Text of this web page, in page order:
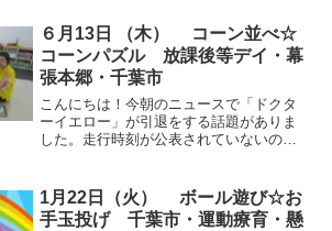
６月13日 （木） コーン並べ☆
コーンパズル 放課後等デイ・幕
張本郷・千葉市
こんにちは！今朝のニュースで「ドクタ
ーイエロー」が引退をする話題がありま
した。走行時刻が公表されていないので
ね！！ 動物ごっこ☆指定された色のコー
ンを一つずつ取りました。 ...
1月22日（火） ボール遊び☆お
手玉投げ 千葉市・運動療育・懸